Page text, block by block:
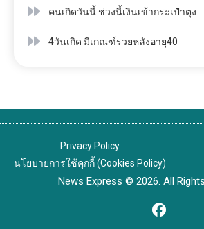
คนเกิดวันนี้ ช่วงนี้เงินเข้ากระเป๋าตุง
4วันเกิด มีเกณฑ์รวยหลังอายุ40
Privacy Policy
นโยบายการใช้คุกกี้ (Cookies Policy)
News Express © 2026. All